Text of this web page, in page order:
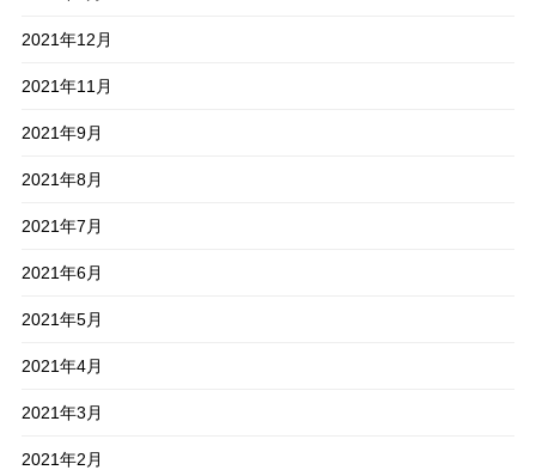
2021年12月
2021年11月
2021年9月
2021年8月
2021年7月
2021年6月
2021年5月
2021年4月
2021年3月
2021年2月